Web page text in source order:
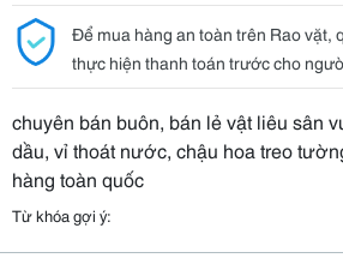
Để mua hàng an toàn trên Rao vặt,
thực hiện thanh toán trước cho
chuyên bán buôn, bán lẻ vật liêu sân
dầu, vỉ thoát nước, chậu hoa treo
hàng toàn quốc
Từ khóa gợi ý: